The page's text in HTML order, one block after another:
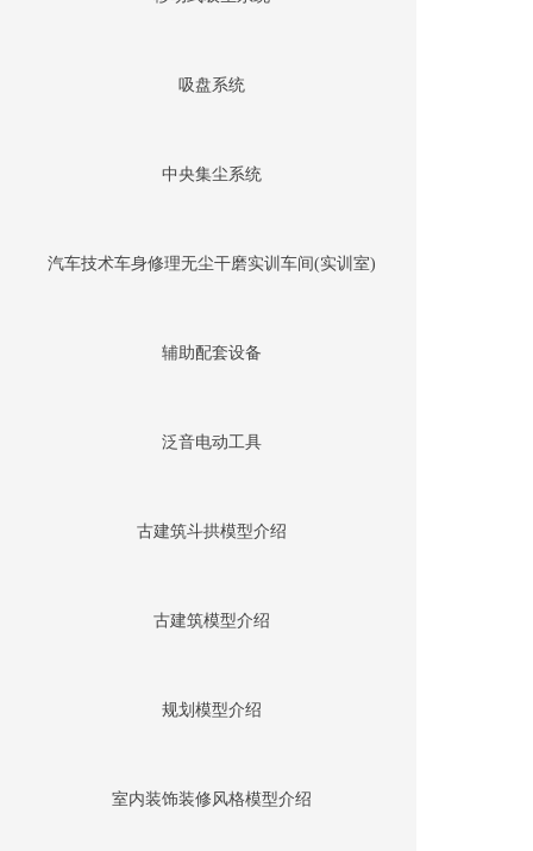
吸盘系统
中央集尘系统
汽车技术车身修理无尘干磨实训车间(实训室)
辅助配套设备
泛音电动工具
古建筑斗拱模型介绍
古建筑模型介绍
规划模型介绍
室内装饰装修风格模型介绍